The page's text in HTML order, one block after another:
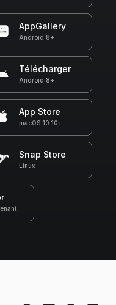
AppGallery
Android 8+
Télécharger
Android 8+
App Store
macOS 10.10+
Snap Store
Linux